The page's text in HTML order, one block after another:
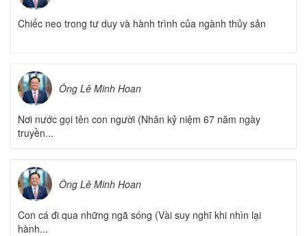
Chiếc neo trong tư duy và hành trình của ngành thủy sản
Ông Lê Minh Hoan
Nơi nước gọi tên con người (Nhân kỷ niệm 67 năm ngày
truyền...
Ông Lê Minh Hoan
Con cá đi qua những ngã sóng (Vài suy nghĩ khi nhìn lại
hành...